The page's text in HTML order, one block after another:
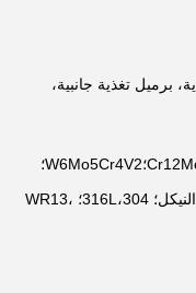
برميل تغذية جانبية،
-من أجل التآكل والتآكل: سبيكة على أساس النيكل؛ 316L،304؛ WR13،